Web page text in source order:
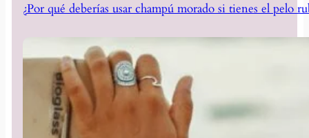
¿Por qué deberías usar champú morado si tienes el pelo